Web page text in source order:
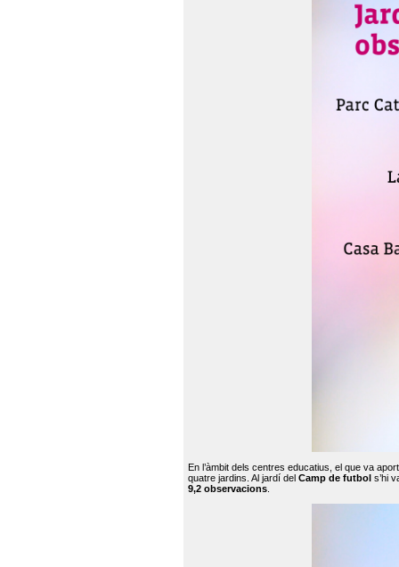
En l’àmbit dels centres educatius, el que va
quatre jardins. Al jardí del Camp de futbol s’hi
9,2 observacions